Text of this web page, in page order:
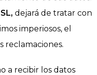
dejará de tratar con
imperiosos, el
reclamaciones.
a recibir los datos